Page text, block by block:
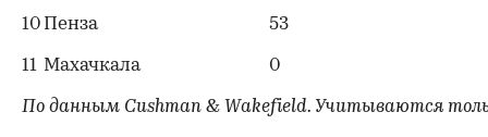
10 Пенза 53
11 Махачкала 0
По данным Cushman & Wakefield. Учитываются